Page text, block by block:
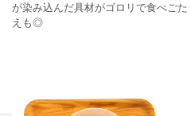
が染み込んだ具材がゴロリで食べごた
えも◎